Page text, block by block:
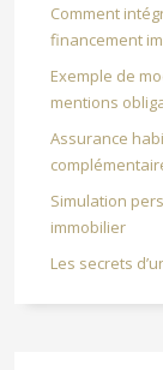
Comment
financement
Exemple de
mentions
Assurance
Simulation
immobilier
Les secrets